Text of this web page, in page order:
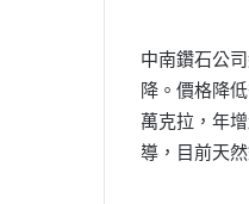
中南鑽石公
降。價格降
萬克拉，年
導，目前天